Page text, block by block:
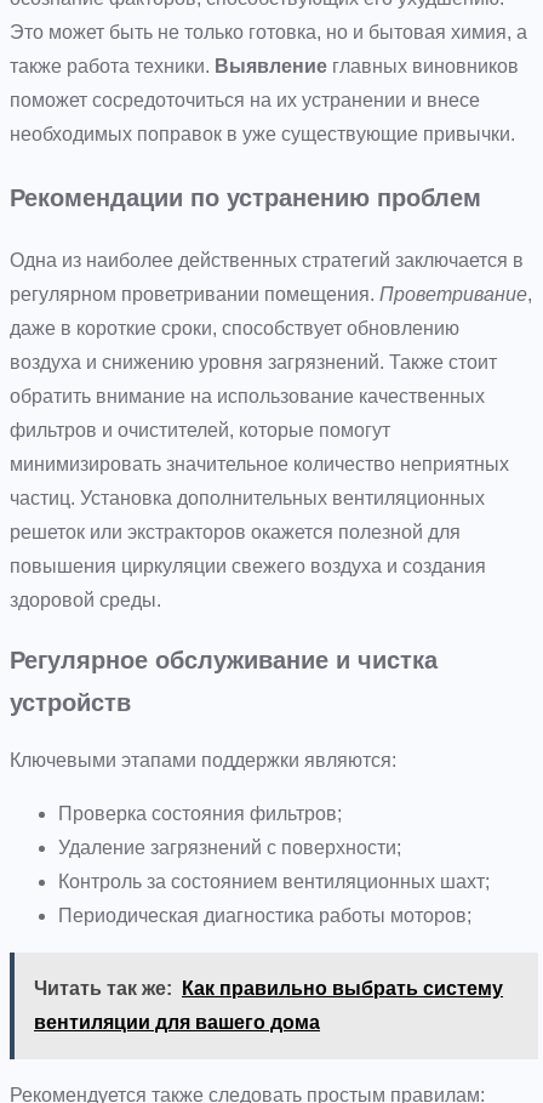
Это может быть не только готовка, но и бытовая химия, а
также работа техники. Выявление главных виновников
поможет сосредоточиться на их устранении и внесе
необходимых поправок в уже существующие привычки.
Рекомендации по устранению проблем
Одна из наиболее действенных стратегий заключается в
регулярном проветривании помещения. Проветривание,
даже в короткие сроки, способствует обновлению
воздуха и снижению уровня загрязнений. Также стоит
обратить внимание на использование качественных
фильтров и очистителей, которые помогут
минимизировать значительное количество неприятных
частиц. Установка дополнительных вентиляционных
решеток или экстракторов окажется полезной для
повышения циркуляции свежего воздуха и создания
здоровой среды.
Регулярное обслуживание и чистка
устройств
Ключевыми этапами поддержки являются:
Проверка состояния фильтров;
Удаление загрязнений с поверхности;
Контроль за состоянием вентиляционных шахт;
Периодическая диагностика работы моторов;
Читать так же:
Как правильно выбрать систему
вентиляции для вашего дома
Рекомендуется также следовать простым правилам: